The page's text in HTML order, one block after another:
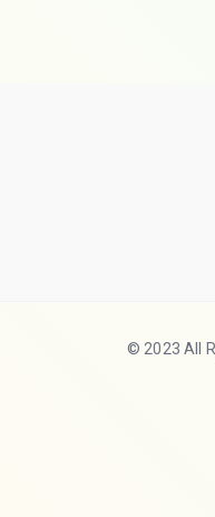
© 2023 All